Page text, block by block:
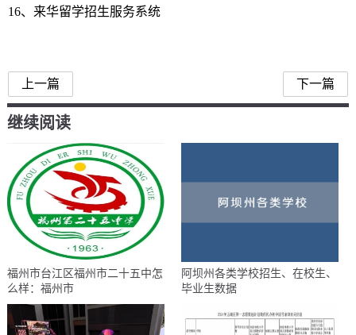
16、来华留学招生服务系统
上一篇 下一篇
继续阅读
福州市台江区福州市二十五中怎
么样：福州市
阿坝州各类学校招生、在校生、
毕业生数据